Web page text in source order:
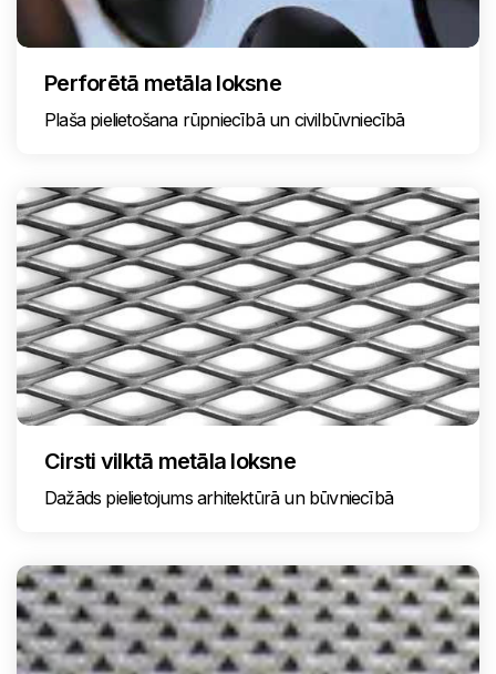
Perforētā metāla loksne
Plaša pielietošana rūpniecībā un civilbūvniecībā
Cirsti vilktā metāla loksne
Dažāds pielietojums arhitektūrā un būvniecībā